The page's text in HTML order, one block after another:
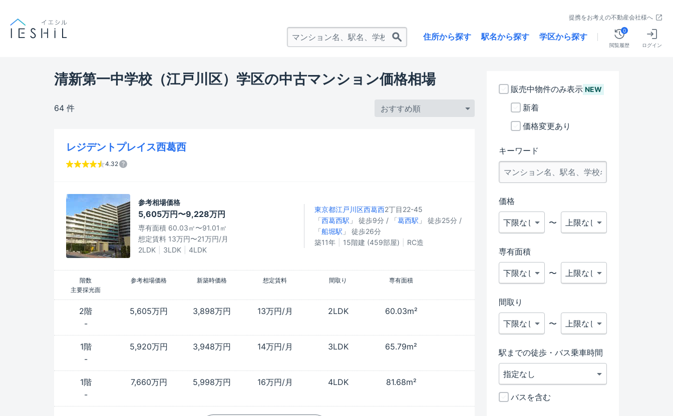
提携をお考えの不動産会社様へ
住所から探す 駅名から探す 学区から探す
閲覧履歴
0
ログイン
清新第一中学校（江戸川区）学区の中古マンション価格相場
64 件
レジデントプレイス西葛西
4.32
参考相場価格
5,605万円〜9,228万円
専有面積 60.03㎡〜91.01㎡
想定賃料 13万円〜21万円/月
2LDK
3LDK 4LDK
東京都江戸川区西葛西2丁目22-45
「西葛西駅 」 徒歩9分 / 「葛西駅 」 徒歩25分 /
「船堀駅 」 徒歩26分
築11年
15階建 (459部屋) RC造
階数 参考相場価格 新築時価格 想定賃料 間取り
専有面積
主要採光面
2階 5,605万円 3,898万円 13万円/月 2LDK
60.03m²
-
1階 5,920万円 3,948万円 14万円/月 3LDK
65.79m²
-
1階 7,660万円 5,998万円 16万円/月 4LDK
81.68m²
-
販売中物件のみ表示 NEW
新着
価格変更あり
キーワード
価格
〜
専有面積
〜
間取り
〜
駅までの徒歩・バス乗車時間
バスを含む